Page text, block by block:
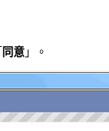
同意 」。